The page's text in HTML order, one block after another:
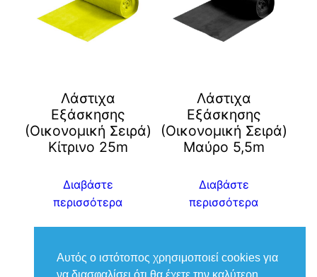
Λάστιχα
Εξάσκησης
(Οικονομική Σειρά)
Κίτρινο 25m
Διαβάστε
περισσότερα
Λάστιχα
Εξάσκησης
(Οικονομική Σειρά)
Μαύρο 5,5m
Διαβάστε
περισσότερα
Αυτός ο ιστότοπος χρησιμοποιεί cookies για